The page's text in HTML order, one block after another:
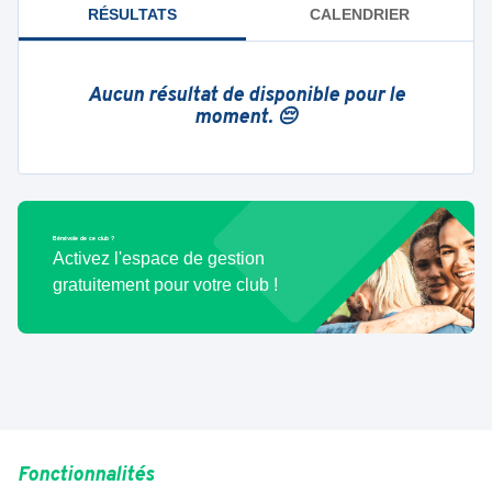
RÉSULTATS CALENDRIER
Aucun résultat de disponible pour le
moment. 😔
Bénévole de ce club ?
Activez l'espace de gestion
gratuitement pour votre club !
Fonctionnalités